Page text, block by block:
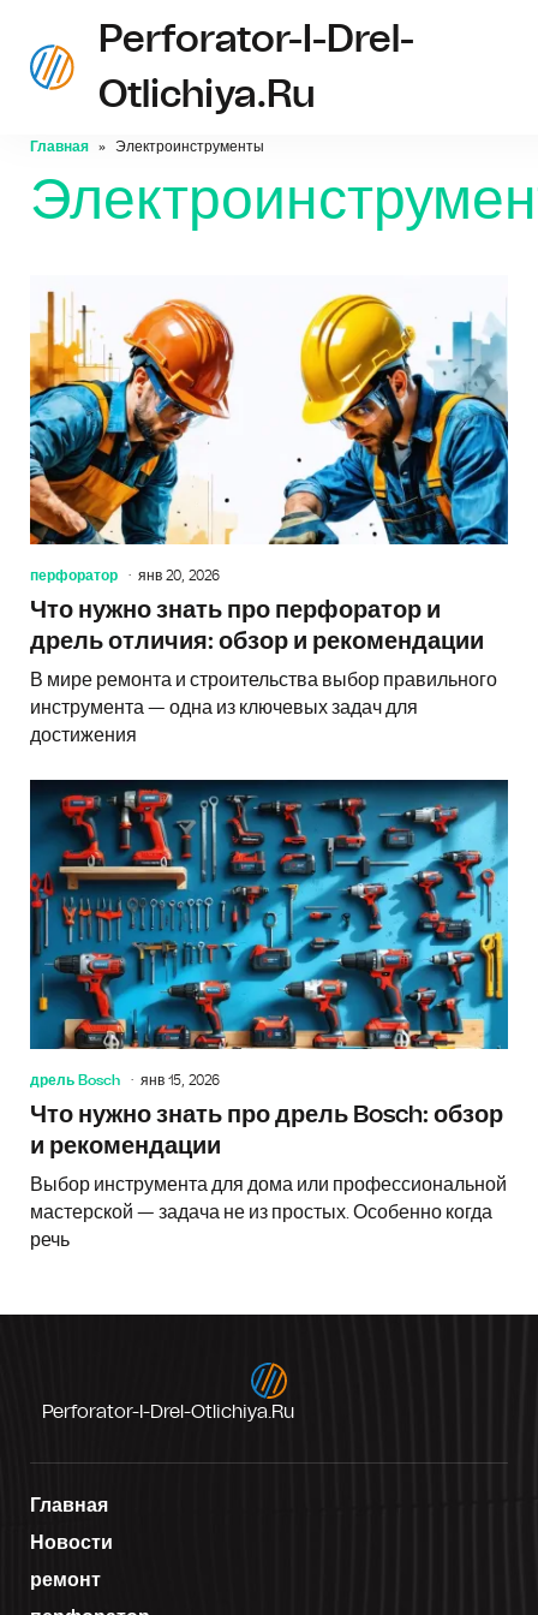
Perforator-I-Drel-
Otlichiya.ru
Главная Электроинструменты
перфоратор янв 20, 2026
Что нужно знать про перфоратор и
дрель отличия: обзор и рекомендации
В мире ремонта и строительства выбор правильного
инструмента — одна из ключевых задач для
достижения
дрель Bosch янв 15, 2026
Что нужно знать про дрель Bosch: обзор
и рекомендации
Выбор инструмента для дома или профессиональной
мастерской — задача не из простых. Особенно когда
речь
Perforator-I-Drel-Otlichiya.ru
Главная
Новости
ремонт